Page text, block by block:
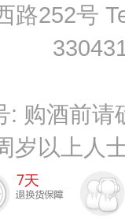
路252号
: 购酒前请
岁以上人